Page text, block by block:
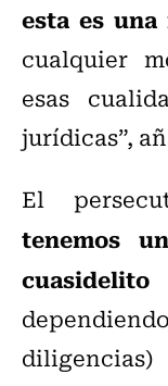
esta es
cualquier
esas
jurídicas”,
El
tenemos